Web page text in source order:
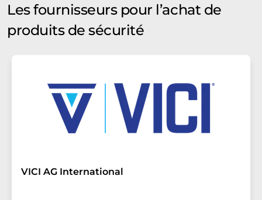
Les fournisseurs pour l’achat de
produits de sécurité
VICI AG International